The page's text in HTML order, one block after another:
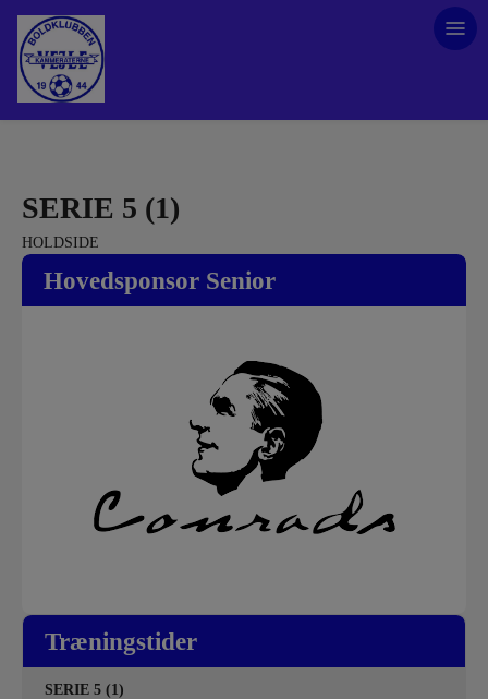
SERIE 5 (1)
HOLDSIDE
Hovedsponsor Senior
Træningstider
SERIE 5 (1)